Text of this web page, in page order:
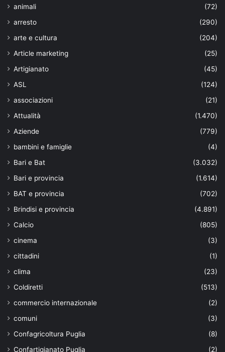
animali
(72)
arresto
(290)
arte e cultura
(204)
Article marketing
(25)
Artigianato
(45)
ASL
(124)
associazioni
(21)
Attualità
(1.470)
Aziende
(779)
bambini e famiglie
(4)
Bari e Bat
(3.032)
Bari e provincia
(1.614)
BAT e provincia
(702)
Brindisi e provincia
(4.891)
Calcio
(805)
cinema
(3)
cittadini
(1)
clima
(23)
Coldiretti
(513)
commercio internazionale
(2)
comuni
(3)
Confagricoltura Puglia
(8)
Confartigianato Puglia
(2)